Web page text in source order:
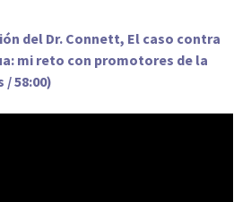
del Dr. Connett, El caso contra
mi reto con promotores de la
/ 58:00)